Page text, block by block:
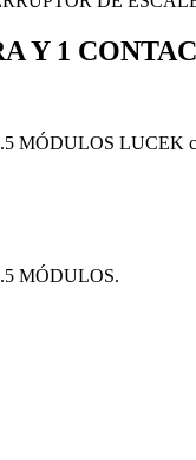
Y 1
MÓDULOS LUCEK
MÓDULOS.